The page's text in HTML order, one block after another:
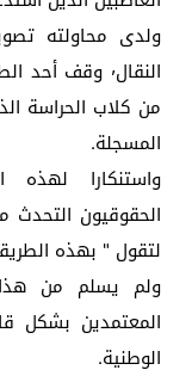
ولدى محاولته
النقال٬ وقف
من كلاب الحراسة
المسجلة.
لتقول " بهذه
ولم يسلم من هذا
المعتمدين بشكل
الوطنية.